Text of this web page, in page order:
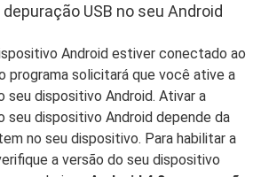
USB no seu Android
Android estiver conectado ao
programa solicitará que você ative a
seu dispositivo Android. Ativar a
seu dispositivo Android depende da
no seu dispositivo. Para habilitar a
a versão do seu dispositivo